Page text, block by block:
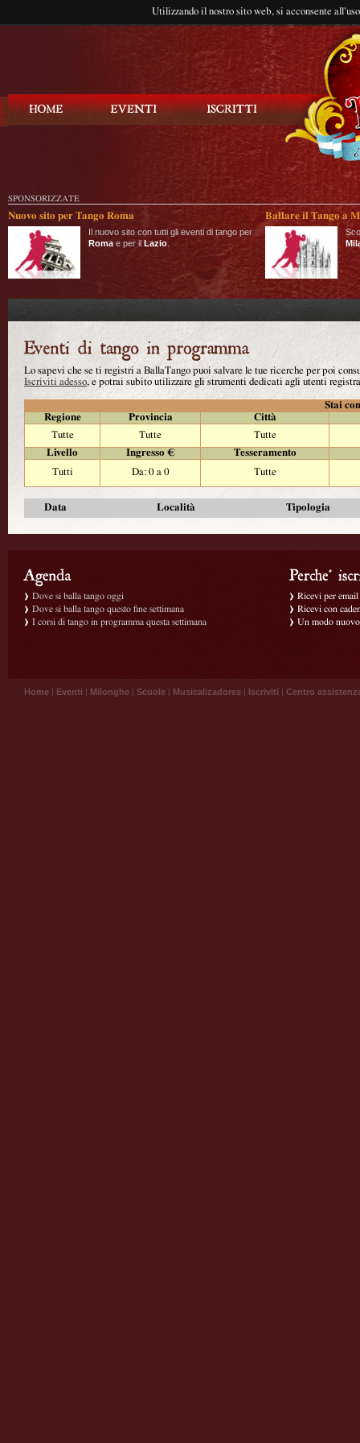
Utilizzando il nostro sito web, si acconsente
SPONSORIZZATE
Nuovo sito per Tango Roma
Il nuovo sito con tutti gli eventi di tango per
Roma e per il Lazio
Ballare il Tango a
Lo sapevi che se ti registri a BallaTango puoi salvare le tue ricerche per poi
Iscriviti adesso, e potrai subito utilizzare gli strumenti dedicati agli utenti
Stai
Regione
Provincia
Città
Tutte
Tutte
Tutte
Livello
Ingresso €
Tesseramento
Tutti
Da: 0 a 0 Tutte
Data Località Tipologia
Dove si balla tango oggi
Dove si balla tango questo fine settimana
I corsi di tango in programma questa settimana
Ricevi per
Ricevi con
Un modo
Home | Eventi | Milonghe | Scuole | Musicalizadores | Iscriviti | Centro